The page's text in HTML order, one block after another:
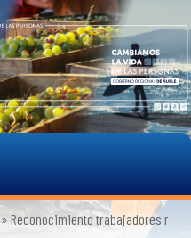
»Reconocimiento trabajadores